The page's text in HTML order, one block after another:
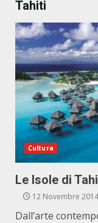
Tahiti
Cultura
Le Isole di
12 Novembre 2014
Dall’arte